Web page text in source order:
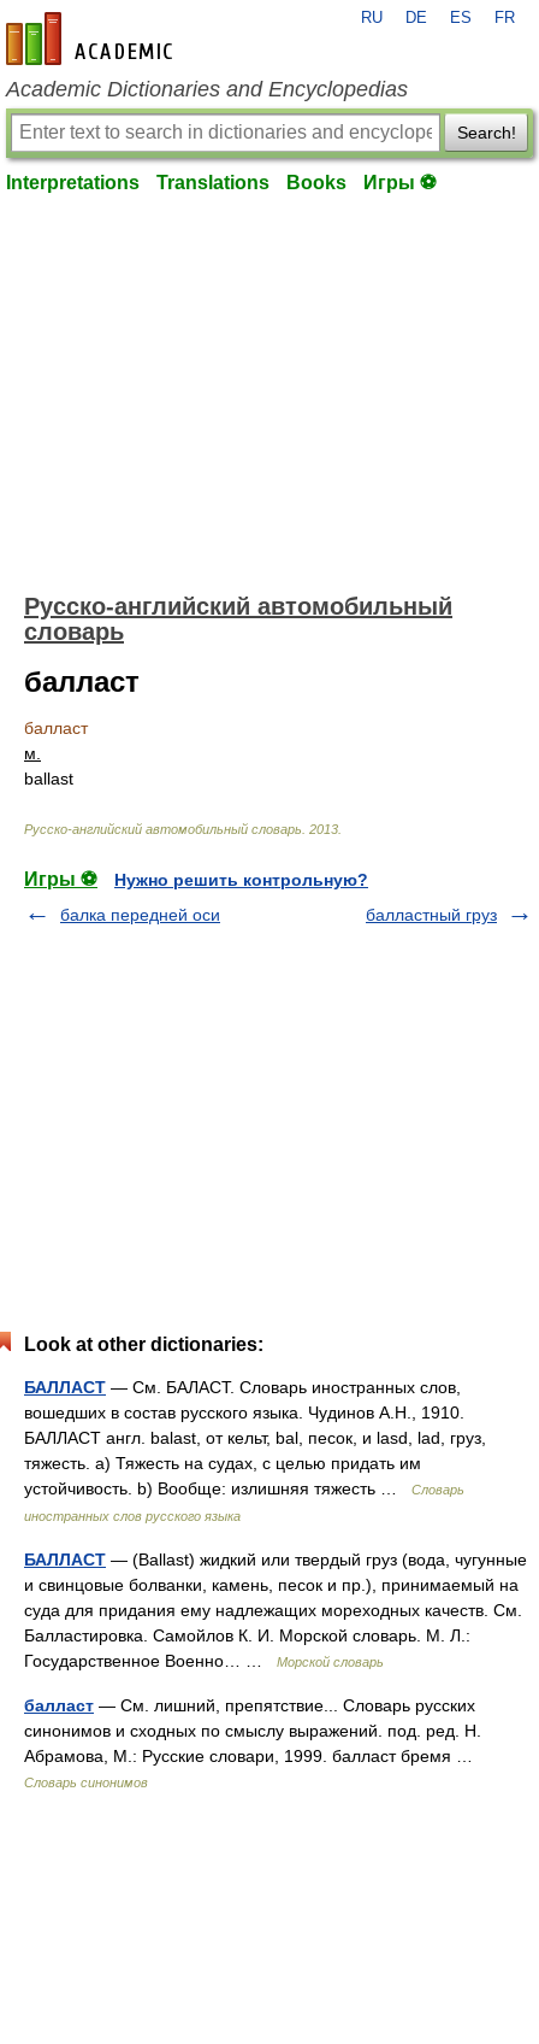
en-academic.com
RU DE ES FR
Academic Dictionaries and Encyclopedias
Search!
Interpretations Translations Books Игры ⚽
Русско-английский автомобильный
словарь
балласт
балласт
м.
ballast
Русско-английский автомобильный словарь 2013
Игры ⚽
Нужно решить контрольную?
балка передней оси
балластный груз
Look at other dictionaries:
БАЛЛАСТ — См. БАЛАСТ. Словарь иностранных слов,
вошедших в состав русского языка. Чудинов А.Н., 1910.
БАЛЛАСТ англ. balast, от кельт, bal, песок, и lasd, lad, груз,
тяжесть. а) Тяжесть на судах, с целью придать им
устойчивость. b) Вообще: излишняя тяжесть …
Словарь
иностранных слов русского языка
БАЛЛАСТ — (Ballast) жидкий или твердый груз (вода, чугунные
и свинцовые болванки, камень, песок и пр.), принимаемый на
суда для придания ему надлежащих мореходных качеств. См.
Балластировка. Самойлов К. И. Морской словарь. М. Л.:
Государственное Военно… …
Морской словарь
балласт — См. лишний, препятствие... Словарь русских
синонимов и сходных по смыслу выражений. под. ред. Н.
Абрамова, М.: Русские словари, 1999. балласт бремя …
Словарь синонимов